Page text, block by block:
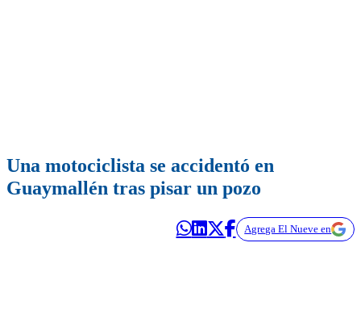
Una motociclista se accidentó en
Guaymallén tras pisar un pozo
Agrega El Nueve en